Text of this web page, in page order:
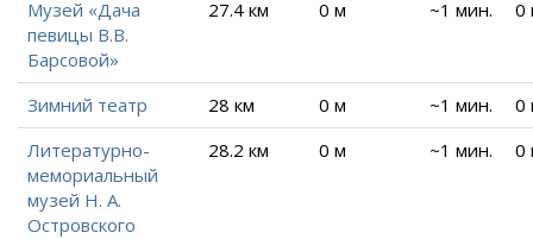
Музей «Дача
певицы В.В.
Барсовой»
27.4 км 0 м ~1 мин. 0
Зимний театр 28 км 0 м ~1 мин.
0
Литературно-
мемориальный
музей Н. А.
Островского
28.2 км 0 м ~1 мин. 0